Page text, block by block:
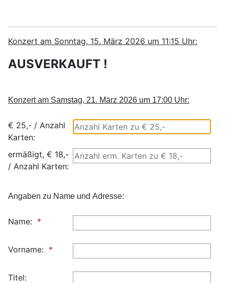
Konzert am Sonntag, 15. März 2026 um 11:15 Uhr:
AUSVERKAUFT !
Konzert am Samstag, 21. März 2026 um 17:00 Uhr:
€ 25,- / Anzahl
Karten:
ermäßigt, € 18,-
/ Anzahl Karten:
Angaben zu Name und Adresse:
Name:
Vorname:
Titel: